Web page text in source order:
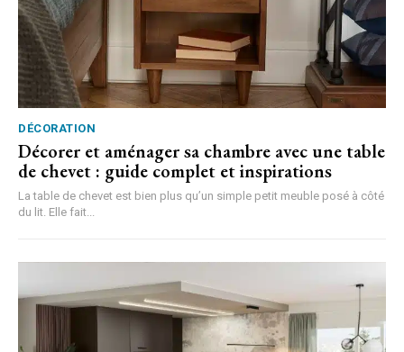
DÉCORATION
Décorer et aménager sa chambre avec une table
de chevet : guide complet et inspirations
La table de chevet est bien plus qu’un simple petit meuble posé à côté
du lit. Elle fait...